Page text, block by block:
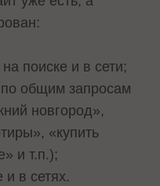
поиске и в сети;
общим запросам
новгород»,
«купить
и т.п.);
и в сетях.